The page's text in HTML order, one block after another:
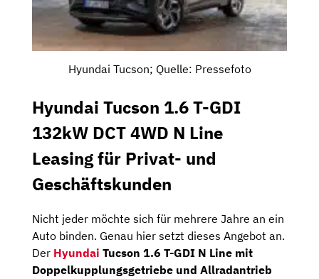
Hyundai Tucson; Quelle: Pressefoto
Hyundai Tucson 1.6 T-GDI
132kW DCT 4WD N Line
Leasing für Privat- und
Geschäftskunden
Nicht jeder möchte sich für mehrere Jahre an ein
Auto binden. Genau hier setzt dieses Angebot an.
Der Hyundai Tucson 1.6 T-GDI N Line mit
Doppelkupplungsgetriebe und Allradantrieb